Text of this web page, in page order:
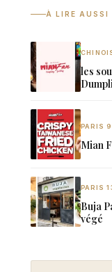
À LIRE AUSSI
les
PARIS
Mian
PARIS
Buja
végé